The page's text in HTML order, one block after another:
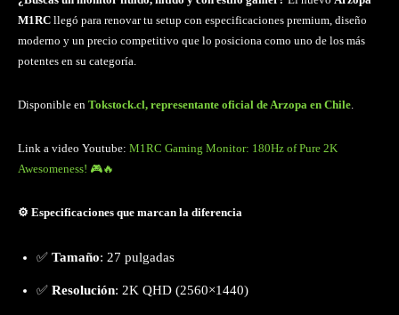
M1RC llegó para renovar tu setup con especificaciones premium, diseño
moderno y un precio competitivo que lo posiciona como uno de los más
potentes en su categoría.
Disponible en Tokstock.cl, representante oficial de Arzopa en Chile.
Link a video Youtube: M1RC Gaming Monitor: 180Hz of Pure 2K
Awesomeness! 🎮🔥
⚙️ Especificaciones que marcan la diferencia
✅ Tamaño: 27 pulgadas
✅ Resolución: 2K QHD (2560×1440)